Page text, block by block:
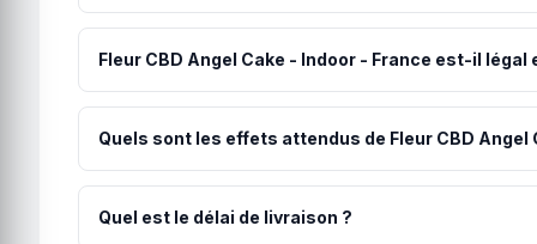
La méthode recommandée pour Fleur CBD Angel
par une petite quantité et augmentez progressivement
Fleur CBD Angel Cake - Indoor - France est-il légal
Oui, Fleur CBD Angel Cake - Indoor - France est
réglementation européenne. Le producteur s'engage
Quels sont les effets attendus de Fleur CBD Angel
Les utilisateurs rapportent généralement une
les personnes, le dosage et le moment de la journée.
Quel est le délai de livraison ?